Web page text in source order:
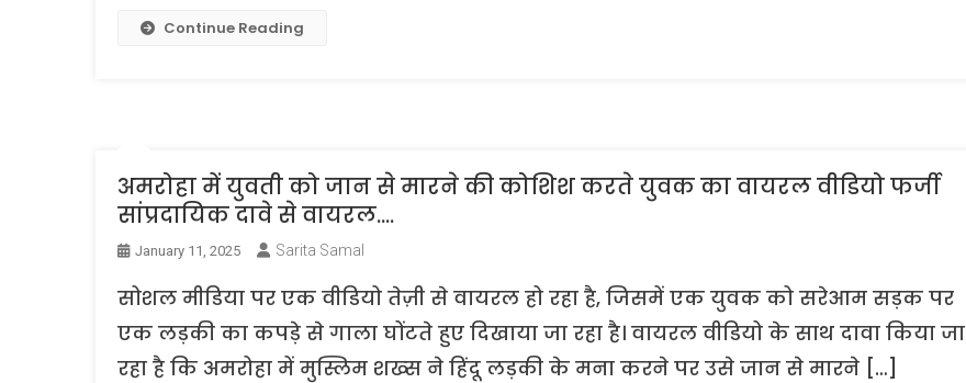
Continue Reading
अमरोहा में युवती को जान से मारने की कोशिश करते युवक का वायरल वीडियो फर्जी
सांप्रदायिक दावे से वायरल….
January 11, 2025 Sarita Samal
सोशल मीडिया पर एक वीडियो तेज़ी से वायरल हो रहा है, जिसमें एक युवक को सरेआम सड़क पर
एक लड़की का कपड़े से गाला घोंटते हुए दिखाया जा रहा है। वायरल वीडियो के साथ दावा किया जा
रहा है कि अमरोहा में मुस्लिम शख्स ने हिंदू लड़की के मना करने पर उसे जान से मारने […]